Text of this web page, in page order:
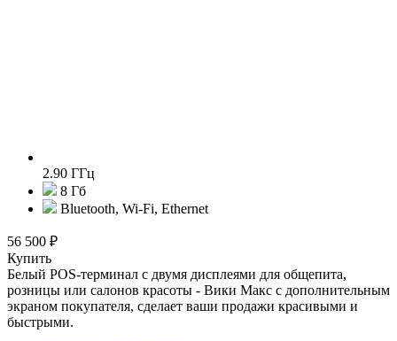
2.90 ГГц
8 Гб
Bluetooth, Wi-Fi, Ethernet
56 500 ₽
Купить
Белый POS-терминал с двумя дисплеями для общепита,
розницы или салонов красоты - Вики Макс с дополнительным
экраном покупателя, сделает ваши продажи красивыми и
быстрыми.